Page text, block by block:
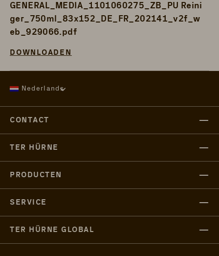
GENERAL_MEDIA_1101060275_ZB_PU Reini
ger_750ml_83x152_DE_FR_202141_v2f_w
eb_929066.pdf
DOWNLOADEN
Nederlands
CONTACT
TER HÜRNE
PRODUCTEN
SERVICE
TER HÜRNE GLOBAL